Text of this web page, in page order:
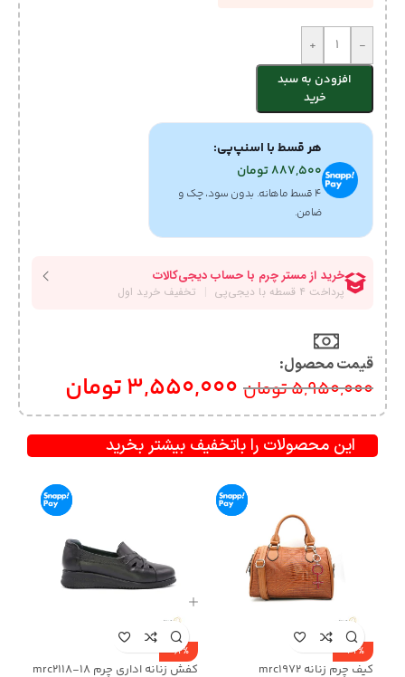
-
+
افزودن به سبد
خرید
هر قسط با اسنپ‌پی:
887,500تومان
۴ قسط ماهانه. بدون سود، چک و
ضامن.
قیمت محصول:​
5,950,000تومان 3,550,000تومان
این محصولات را باتخفیف بیشتر بخرید
-42%
کیف چرم زنانه mrc1972
-62%
کفش زنانه اداری چرم mrc2118-18